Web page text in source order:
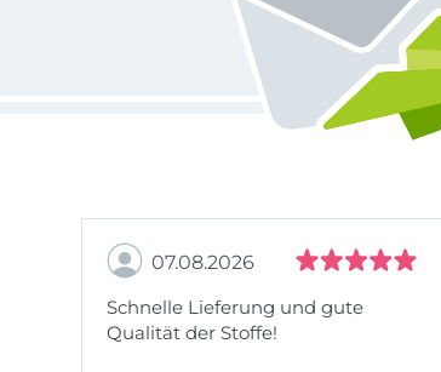
07.08.2026
Schnelle Lieferung und gute
Qualität der Stoffe!